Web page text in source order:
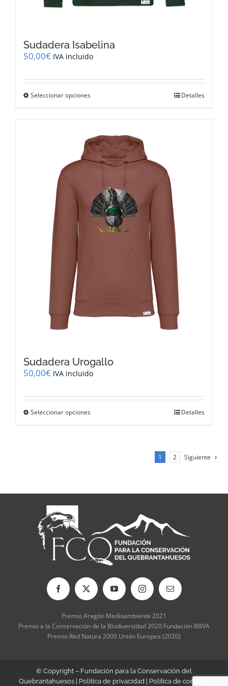
Sudadera Isabelina
50,00€ IVA incluido
Seleccionar opciones
variantes.
Las
opciones
se
pueden
elegir
en
la
página
de
Detalles
Sudadera Urogallo
50,00€ IVA incluido
Seleccionar opciones
pueden
página
de
producto
Detalles
1 2 Siguiente
Premio Aragón Medioambiente 2021
Premio a la Conservación de la Biodiversidad 2020 Fundación BBVA
Premio Red Natura 2000 Unión Europea (2020)
© Copyright – Fundación para la Conservación del
Quebrantahuesos | Política de privacidad | Política de cookies